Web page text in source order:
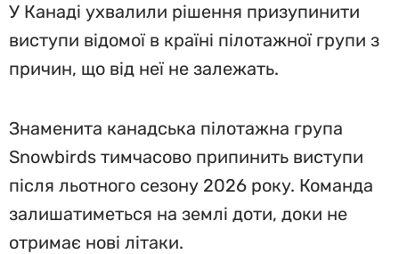
У Канаді ухвалили рішення призупинити
виступи відомої в країні пілотажної групи з
причин, що від неї не залежать.
Знаменита канадська пілотажна група
Snowbirds тимчасово припинить виступи
після льотного сезону 2026 року. Команда
залишатиметься на землі доти, доки не
отримає нові літаки.